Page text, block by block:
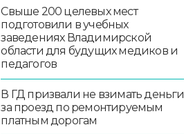
Свыше 200 целевых мест
подготовили в учебных
заведениях Владимирской
области для будущих медиков и
педагогов
В ГД призвали не взимать деньги
за проезд по ремонтируемым
платным дорогам